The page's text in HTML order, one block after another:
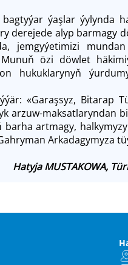
ýaşlar ýylynda
derejede alyp barmagy
jemgyýetimizi
özi döwlet
hukuklarynyň
«Garaşsyz, Bitarap
arzuw-maksatlaryndan
artmagy,
Arkadagymyza
Hatyja MUSTAKOWA,